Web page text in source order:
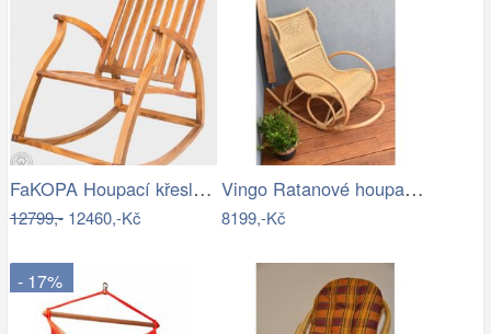
FaKOPA Houpací křeslo dřevěné teak…
12799,-12460,-Kč
Vingo Ratanové houpací křeslo
8199,-Kč
- 17%